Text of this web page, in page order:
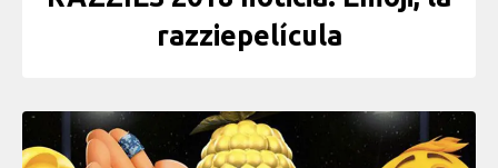
razziepelícula